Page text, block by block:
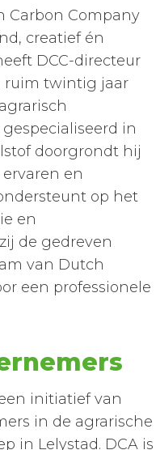
Carbon Company
creatief én
DCC-directeur
ruim twintig jaar
in
doorgrondt hij
ervaren en
op het
en
de gedreven
van Dutch
een professionele
initiatief van
in de agrarische
in Lelystad. DCA is